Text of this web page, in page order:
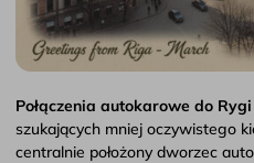
Połączenia autokarowe do Rygi
szukających mniej oczywistego
centralnie położony dworzec